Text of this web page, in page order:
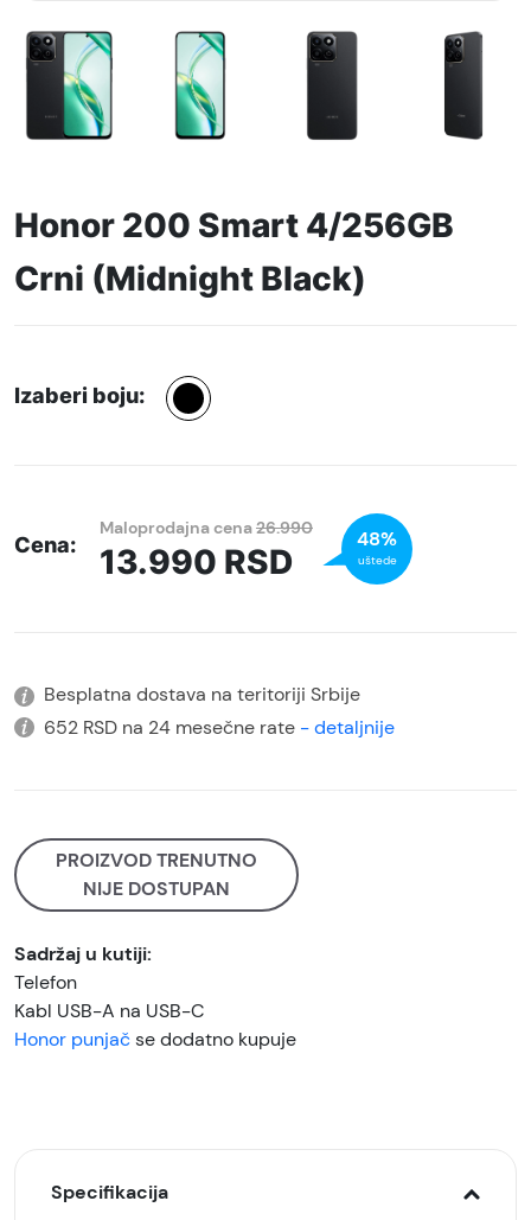
Honor 200 Smart 4/256GB
Crni (Midnight Black)
Izaberi boju:
Cena:
Maloprodajna cena26.990
13.990 RSD
48%
uštede
Besplatna dostava na teritoriji Srbije
652 RSD na 24 mesečne rate - detaljnije
PROIZVOD TRENUTNO
NIJE DOSTUPAN
Sadržaj u kutiji:
Telefon
Kabl USB-A na USB-C
Honor punjačse dodatno kupuje
Specifikacija